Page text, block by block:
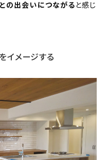
の出会いにつながると感じ
イメージする